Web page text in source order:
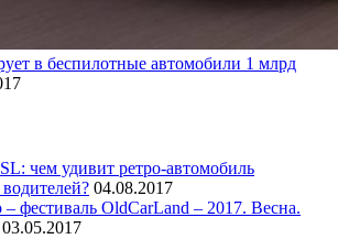
в беспилотные автомобили 1 млрд
чем удивит ретро-автомобиль
04.08.2017
– фестиваль OldCarLand – 2017. Весна.
03.05.2017